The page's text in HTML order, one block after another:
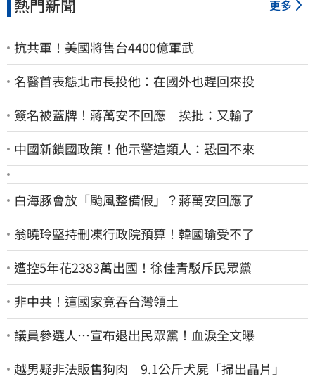
熱門新聞 更多
抗共軍！美國將售台4400億軍武
名醫首表態北市長投他：在國外也趕回來投
簽名被蓋牌！蔣萬安不回應 挨批：又輸了
中國新鎖國政策！他示警這類人：恐回不來
白海豚會放「颱風整備假」？蔣萬安回應了
翁曉玲堅持刪凍行政院預算！韓國瑜受不了
遭控5年花2383萬出國！徐佳青駁斥民眾黨
非中共！這國家竟吞台灣領土
議員參選人…宣布退出民眾黨！血淚全文曝
越男疑非法販售狗肉 9.1公斤犬屍「掃出晶片」